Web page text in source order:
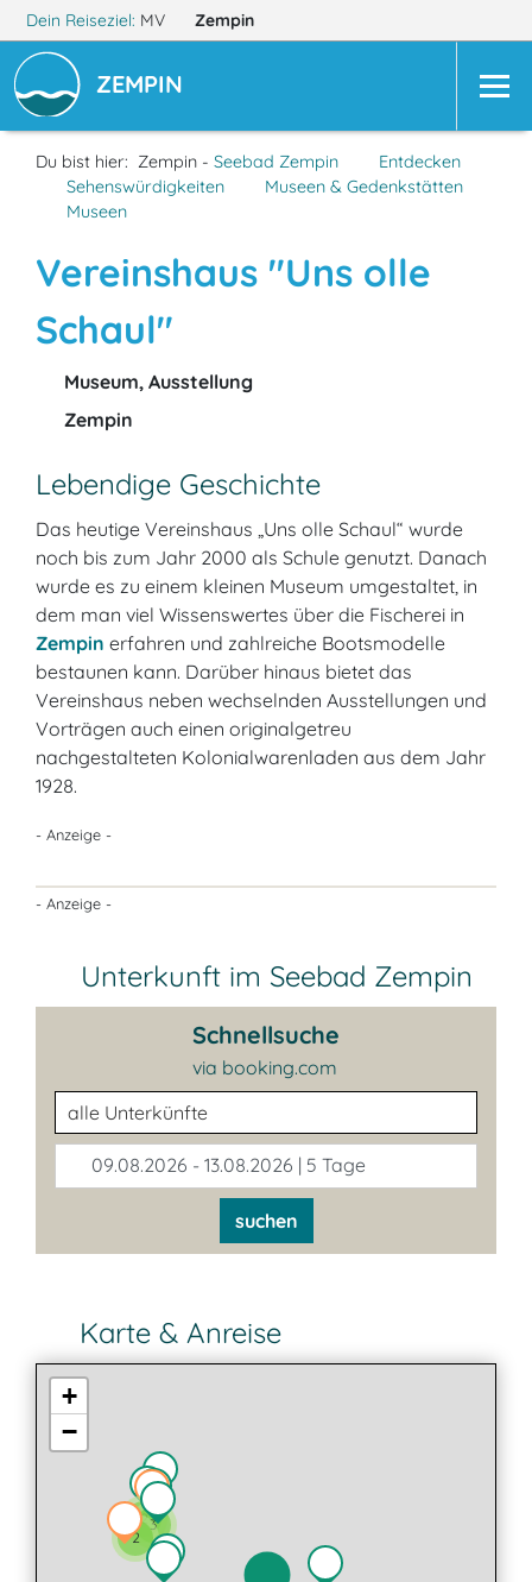
Dein Reiseziel: MV Zempin
ZEMPIN
Du bist hier: Zempin - Seebad Zempin
Entdecken
Sehenswürdigkeiten
Museen & Gedenkstätten
Museen
Vereinshaus "Uns olle
Schaul"
Museum, Ausstellung
Zempin
Lebendige Geschichte
Das heutige Vereinshaus „Uns olle Schaul“ wurde
noch bis zum Jahr 2000 als Schule genutzt. Danach
wurde es zu einem kleinen Museum umgestaltet, in
dem man viel Wissenswertes über die Fischerei in
Zempin erfahren und zahlreiche Bootsmodelle
bestaunen kann. Darüber hinaus bietet das
Vereinshaus neben wechselnden Ausstellungen und
Vorträgen auch einen originalgetreu
nachgestalteten Kolonialwarenladen aus dem Jahr
1928.
- Anzeige -
- Anzeige -
Unterkunft im Seebad Zempin
Schnellsuche
via booking.com
Unterkunftsart
09.08.2026 - 13.08.2026 | 5 Tage
suchen
Karte & Anreise
2
3
2
+
−